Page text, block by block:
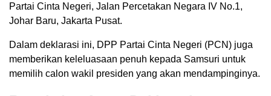
Partai Cinta Negeri, Jalan Percetakan Negara IV No.1,
Johar Baru, Jakarta Pusat.
Dalam deklarasi ini, DPP Partai Cinta Negeri (PCN) juga
memberikan keleluasaan penuh kepada Samsuri untuk
memilih calon wakil presiden yang akan mendampinginya.